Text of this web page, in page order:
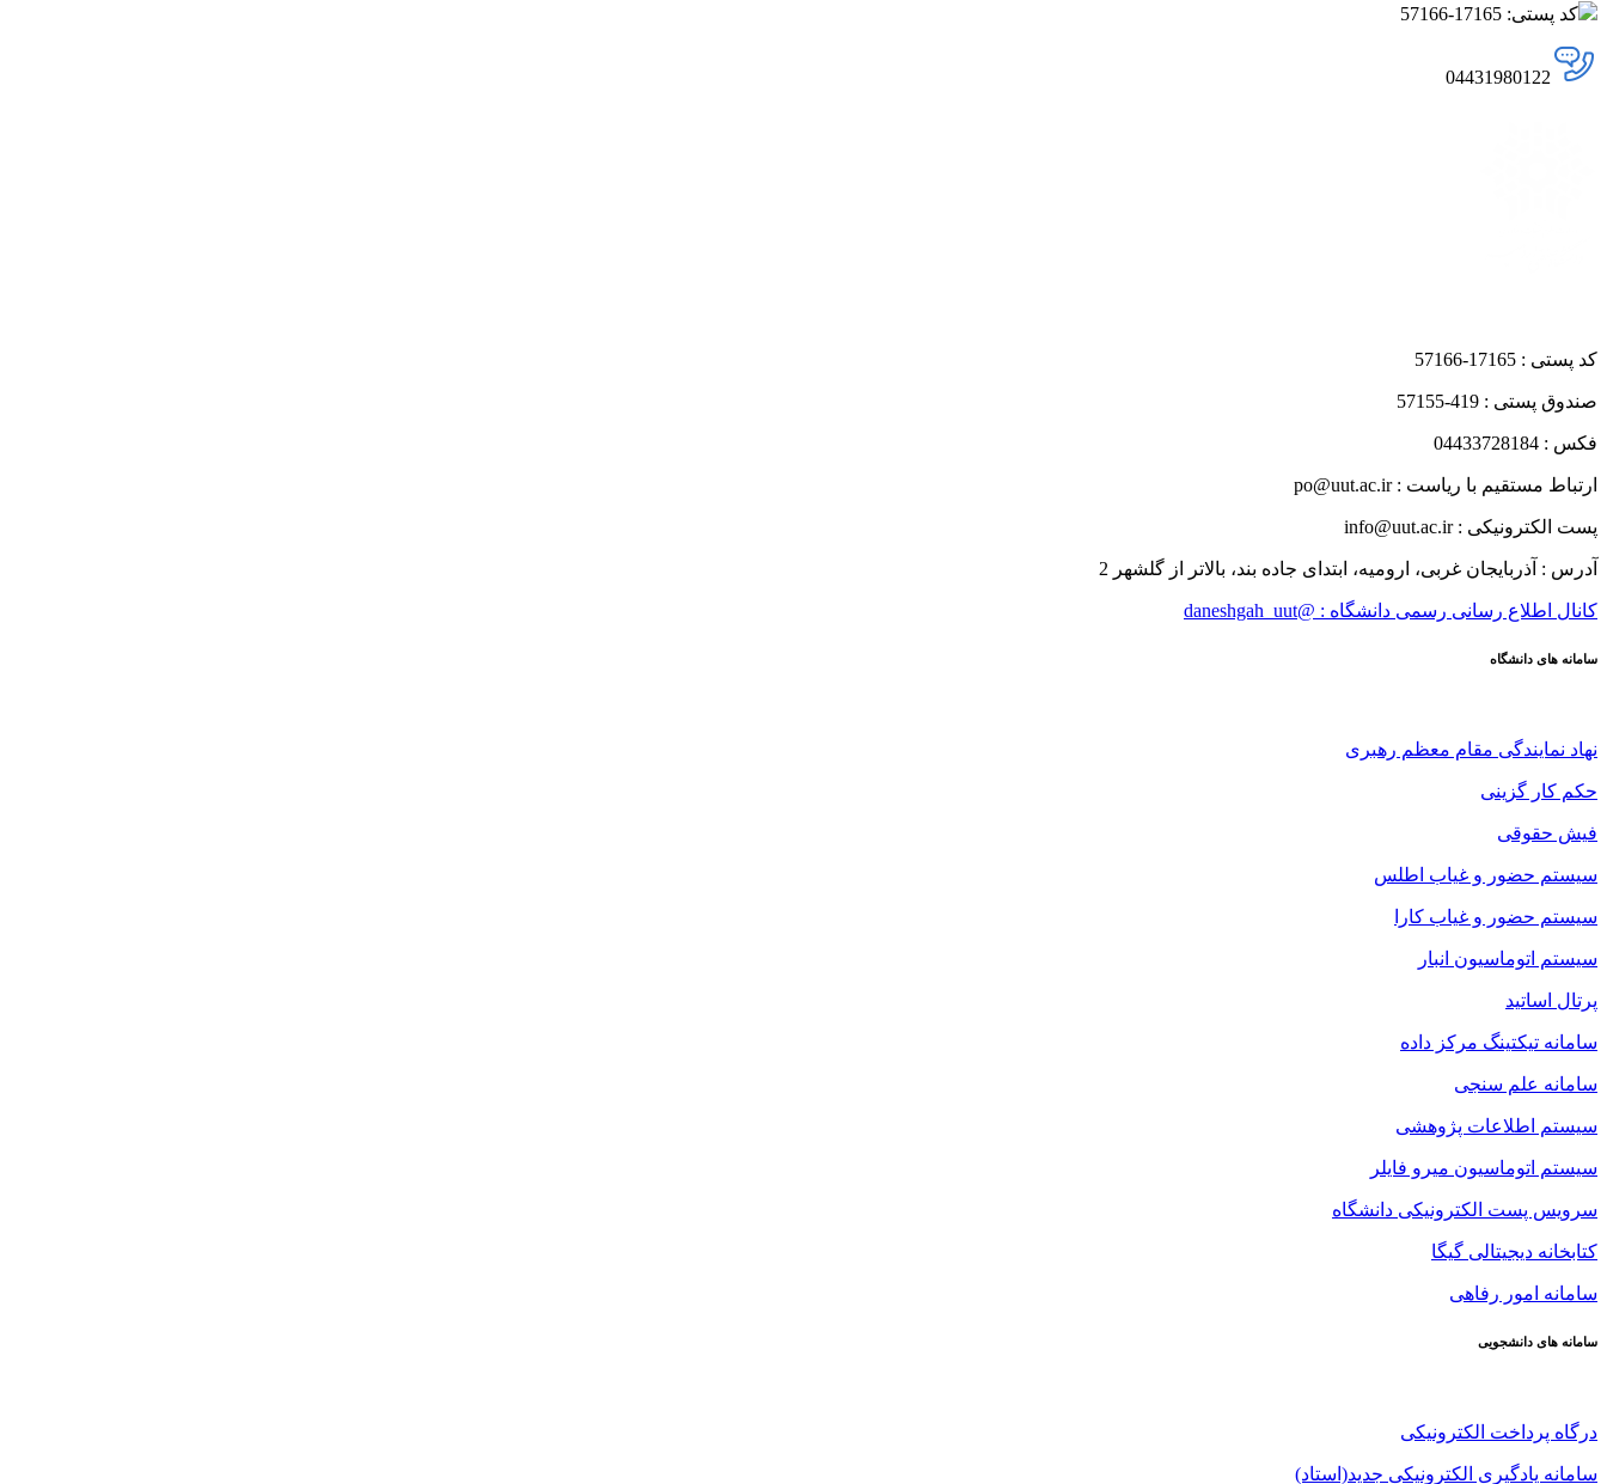
کد پستی: 17165-57166
04431980122
کد پستی : 17165-57166
صندوق پستی : 419-57155
فکس : 04433728184
ارتباط مستقیم با ریاست : po@uut.ac.ir
پست الکترونیکی : info@uut.ac.ir
آدرس : آذربایجان غربی، ارومیه، ابتدای جاده بند، بالاتر از گلشهر 2
کانال اطلاع رسانی رسمی دانشگاه : @daneshgah_uut
سامانه های دانشگاه
نهاد نمایندگی مقام معظم رهبری
حکم کار گزینی
فیش حقوقی
سیستم حضور و غیاب اطلس
سیستم حضور و غیاب کارا
سیستم اتوماسیون انبار
پرتال اساتید
سامانه تیکتینگ مرکز داده
سامانه علم سنجی
سیستم اطلاعات پژوهشی
سیستم اتوماسیون میرو فایلر
سرویس پست الکترونیکی دانشگاه
کتابخانه دیجیتالی گیگا
سامانه امور رفاهی
سامانه های دانشجویی
درگاه پرداخت الکترونیکی
سامانه یادگیری الکترونیکی جدید(استاد)